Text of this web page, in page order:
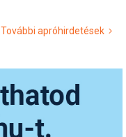
További apróhirdetések